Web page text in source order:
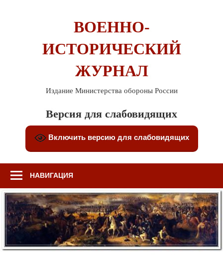
ВОЕННО-
ИСТОРИЧЕСКИЙ
ЖУРНАЛ
Издание Министерства обороны России
Версия для слабовидящих
Включить версию для слабовидящих
НАВИГАЦИЯ